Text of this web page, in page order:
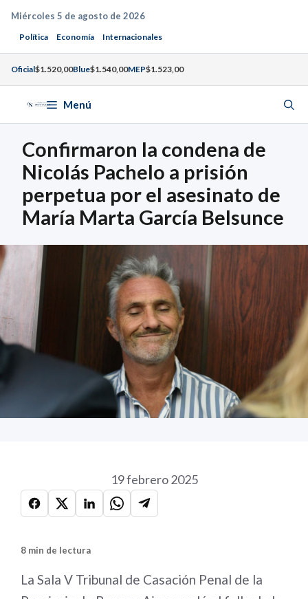
Saltar
contenido
Miércoles 5 de agosto de 2026
Política Economía Internacionales
Oficial$1.520,00Blue$1.540,00MEP$1.523,00
Menú
Confirmaron la condena de
Nicolás Pachelo a prisión
perpetua por el asesinato de
María Marta García Belsunce
19 febrero 2025
8 min de lectura
La Sala V Tribunal de Casación Penal de la